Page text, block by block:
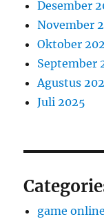
Desember
November
Oktober
September
Agustus
Juli 2025
game online